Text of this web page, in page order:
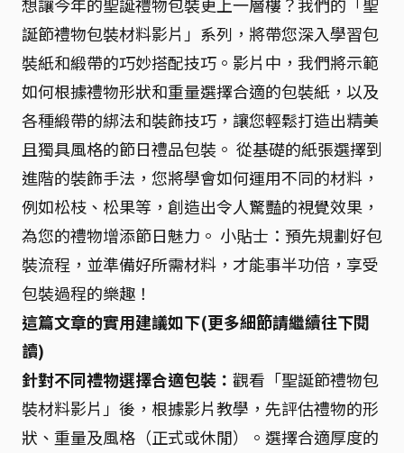
誕節禮物包裝材料影片」系列，將帶您深入學習包
裝紙和緞帶的巧妙搭配技巧。影片中，我們將示範
如何根據禮物形狀和重量選擇合適的包裝紙，以及
各種緞帶的綁法和裝飾技巧，讓您輕鬆打造出精美
且獨具風格的節日禮品包裝。 從基礎的紙張選擇到
進階的裝飾手法，您將學會如何運用不同的材料，
例如松枝、松果等，創造出令人驚豔的視覺效果，
為您的禮物增添節日魅力。 小貼士：預先規劃好包
裝流程，並準備好所需材料，才能事半功倍，享受
包裝過程的樂趣！
這篇文章的實用建議如下(更多細節請繼續往下閱
讀)
針對不同禮物選擇合適包裝： 觀看「聖誕節禮物包
裝材料影片」後，根據影片教學，先評估禮物的形
狀、重量及風格（正式或休閒）。選擇合適厚度的